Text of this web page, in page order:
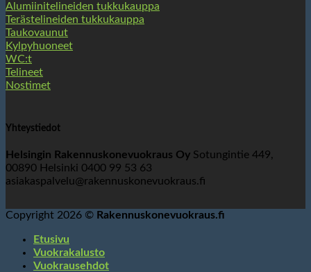
Alumiinitelineiden tukkukauppa
Terästelineiden tukkukauppa
Taukovaunut
Kylpyhuoneet
WC:t
Telineet
Nostimet
Yhteystiedot
Helsingin Rakennuskonevuokraus Oy Sotungintie 449,
00890 Helsinki 0400 99 53 63
asiakaspalvelu@rakennuskonevuokraus.fi
Copyright 2026 © Rakennuskonevuokraus.fi
Etusivu
Vuokrakalusto
Vuokrausehdot